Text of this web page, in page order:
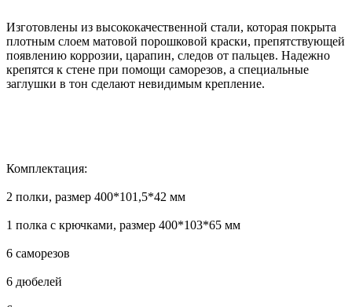
Изготовлены из высококачественной стали, которая покрыта
плотным слоем матовой порошковой краски, препятствующей
появлению коррозии, царапин, следов от пальцев. Надежно
крепятся к стене при помощи саморезов, а специальные
заглушки в тон сделают невидимым крепление.
Комплектация:
2 полки, размер 400*101,5*42 мм
1 полка с крючками, размер 400*103*65 мм
6 саморезов
6 дюбелей